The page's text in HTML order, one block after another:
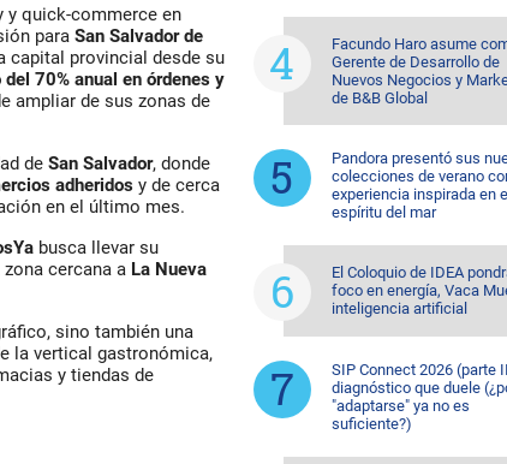
y quick-commerce en
para San Salvador de
capital provincial desde su
70% anual en órdenes y
ampliar de sus zonas de
de San Salvador, donde
adheridos y de cerca
en el último mes.
busca llevar su
cercana a La Nueva
sino también una
la vertical gastronómica,
y tiendas de
Facundo Haro asume
Gerente de Desarrollo de
Nuevos Negocios y
de B&B Global
Pandora presentó sus
colecciones de verano
experiencia inspirada en el
espíritu del mar
El Coloquio de IDEA
foco en energía, Vaca
inteligencia artificial
SIP Connect 2026 (parte
diagnóstico que duele
"adaptarse" ya no es
suficiente?)